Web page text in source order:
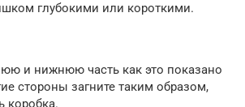
глубокими или короткими.
и нижнюю часть как это показано
стороны загните таким образом,
коробка.